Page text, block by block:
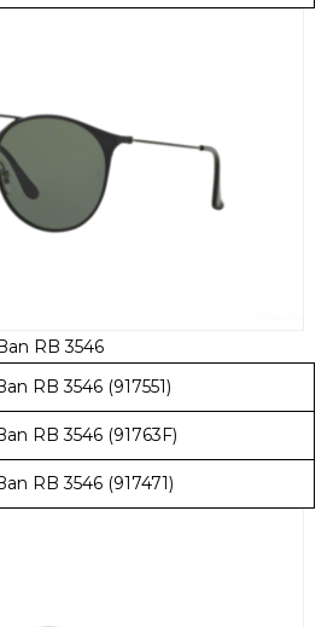
RB 3546
RB 3546 (917551)
RB 3546 (91763F)
RB 3546 (917471)